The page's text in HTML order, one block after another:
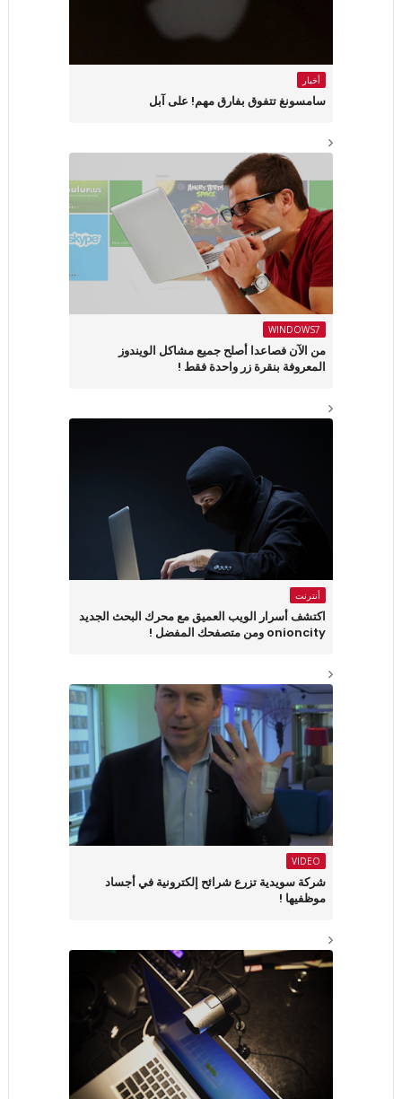
أخبار
سامسونغ تتفوق بفارق مهم! على آبل
WINDOWS7
من الآن فصاعدا أصلح جميع مشاكل الويندوز
المعروفة بنقرة زر واحدة فقط !
أنترنت
اكتشف أسرار الويب العميق مع محرك البحث الجديد
onioncity ومن متصفحك المفضل !
VIDEO
شركة سويدية تزرع شرائح إلكترونية في أجساد
موظفيها !